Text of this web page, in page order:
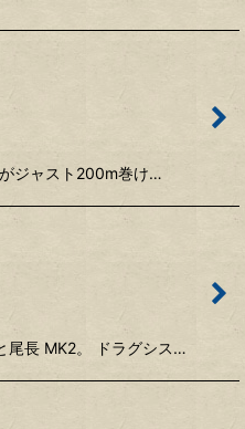
ジャスト200m巻け…
尾長 MK2。 ドラグシス…